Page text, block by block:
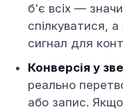
б'є всіх —
спілкуватися,
сигнал для
Конверсія у
реально
або запис.